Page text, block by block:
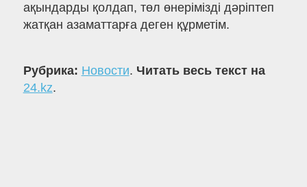
ақындарды қолдап, төл өнерімізді дәріптеп
жатқан азаматтарға деген құрметім.
Рубрика: Новости. Читать весь текст на
24.kz.